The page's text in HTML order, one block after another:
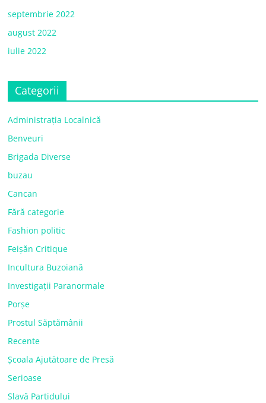
septembrie 2022
august 2022
iulie 2022
Categorii
Administrația Localnică
Benveuri
Brigada Diverse
buzau
Cancan
Fără categorie
Fashion politic
Feișăn Critique
Incultura Buzoiană
Investigații Paranormale
Porșe
Prostul Săptămânii
Recente
Școala Ajutătoare de Presă
Serioase
Slavă Partidului